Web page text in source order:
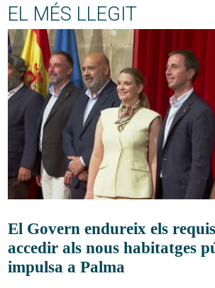
EL MÉS LLEGIT
El Govern endureix els
accedir als nous habitatges
impulsa a Palma